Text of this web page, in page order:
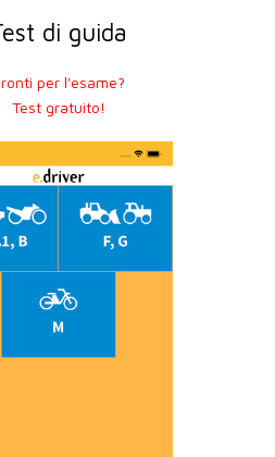
di guida
per l'esame?
Test gratuito!